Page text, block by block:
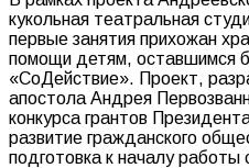
кукольная театральная
первые занятия прихожан
помощи детям, оставшимся
«СоДействие». Проект,
апостола Андрея
конкурса грантов
развитие гражданского
подготовка к началу